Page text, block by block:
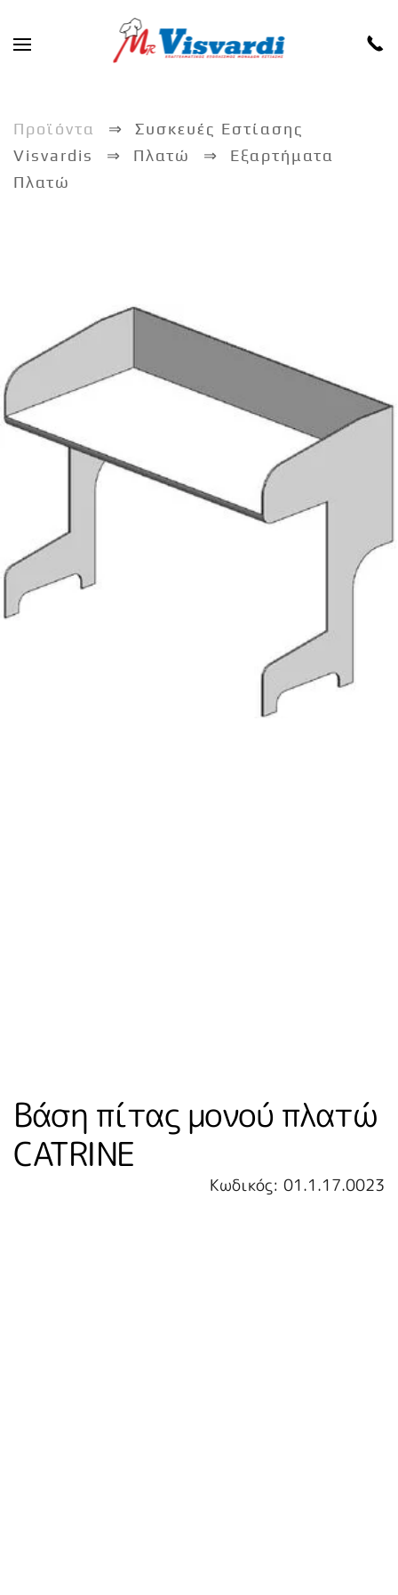
Skip to main content
Προϊόντα
Συσκευές Εστίασης
Visvardis
Πλατώ
Εξαρτήματα
Πλατώ
Βάση πίτας μονού πλατώ
CATRINE
Κωδικός: 01.1.17.0023